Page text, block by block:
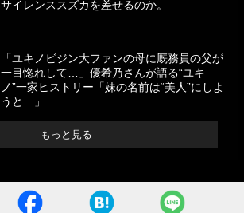
サイレンススズカを差せるのか。
「ユキノビジン大ファンの母に厩務員の父が
一目惚れして…」優希乃さんが語る“ユキ
ノ”一家ヒストリー「妹の名前は“美人”にしよ
うと…」
もっと見る